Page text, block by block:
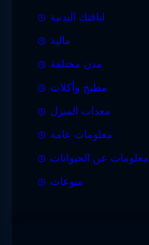
لياقتك البدنية
مالية
مدن مختلفة
مطبخ وأكلات
معدات المنزل
معلومات عامة
معلومات عن الحيوانات
منوعات